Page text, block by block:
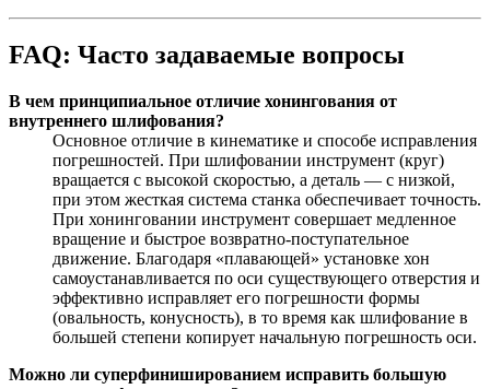
FAQ: Часто задаваемые вопросы
В чем принципиальное отличие хонингования от
внутреннего шлифования?
Основное отличие в кинематике и способе исправления
погрешностей. При шлифовании инструмент (круг)
вращается с высокой скоростью, а деталь — с низкой,
при этом жесткая система станка обеспечивает точность.
При хонинговании инструмент совершает медленное
вращение и быстрое возвратно-поступательное
движение. Благодаря «плавающей» установке хон
самоустанавливается по оси существующего отверстия и
эффективно исправляет его погрешности формы
(овальность, конусность), в то время как шлифование в
большей степени копирует начальную погрешность оси.
Можно ли суперфинишированием исправить большую